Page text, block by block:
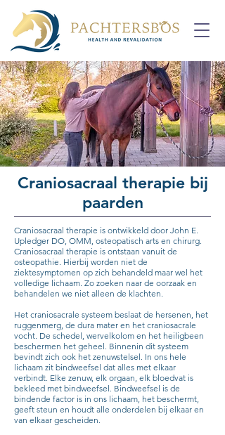
Craniosacraal therapie bij
paarden
Craniosacraal therapie is ontwikkeld door John E.
Upledger DO, OMM, osteopatisch arts en chirurg.
Craniosacraal therapie is ontstaan vanuit de
osteopathie. Hierbij worden niet de
ziektesymptomen op zich behandeld maar wel het
volledige lichaam. Zo zoeken naar de oorzaak en
behandelen we niet alleen de klachten.
Het craniosacrale systeem beslaat de hersenen, het
ruggenmerg, de dura mater en het craniosacrale
vocht. De schedel, wervelkolom en het heiligbeen
beschermen het geheel. Binnenin dit systeem
bevindt zich ook het zenuwstelsel. In ons hele
lichaam zit bindweefsel dat alles met elkaar
verbindt. Elke zenuw, elk orgaan, elk bloedvat is
bekleed met bindweefsel. Bindweefsel is de
bindende factor is in ons lichaam, het beschermt,
geeft steun en houdt alle onderdelen bij elkaar en
van elkaar gescheiden.